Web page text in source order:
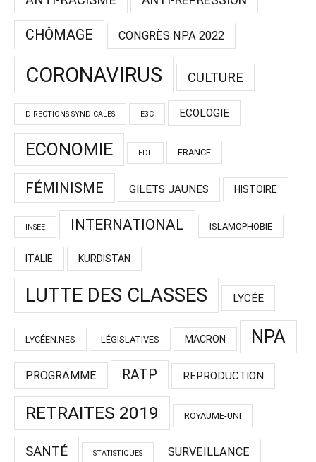
CHÔMAGE CONGRÈS NPA 2022
CORONAVIRUS CULTURE
DIRECTIONS SYNDICALES E3C ECOLOGIE
ECONOMIE EDF FRANCE
FÉMINISME GILETS JAUNES HISTOIRE
INSEE INTERNATIONAL ISLAMOPHOBIE
ITALIE KURDISTAN
LUTTE DES CLASSES LYCÉE
LYCÉEN.NES LÉGISLATIVES MACRON NPA
PROGRAMME RATP REPRODUCTION
RETRAITES 2019 ROYAUME-UNI
SANTÉ STATISTIQUES SURVEILLANCE